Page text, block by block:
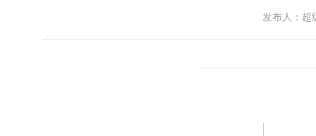
发布人：超